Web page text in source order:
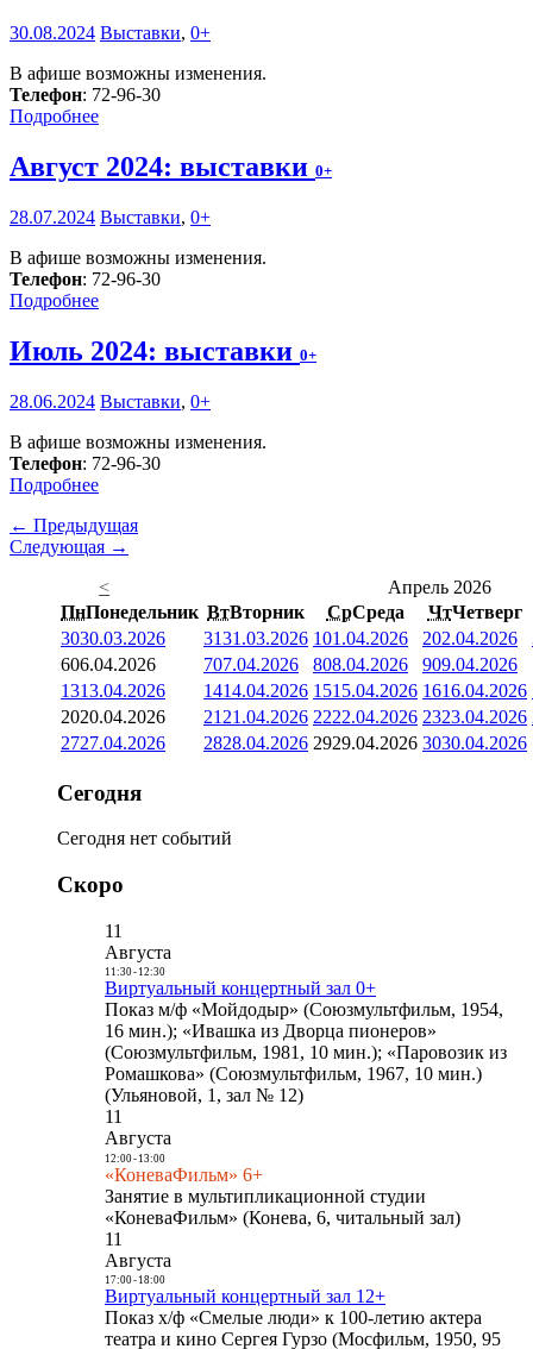
30.08.2024 Выставки, 0+
В афише возможны изменения.
Телефон: 72-96-30
Подробнее
Август 2024: выставки 0+
28.07.2024 Выставки, 0+
В афише возможны изменения.
Телефон: 72-96-30
Подробнее
Июль 2024: выставки 0+
28.06.2024 Выставки, 0+
В афише возможны изменения.
Телефон: 72-96-30
Подробнее
← Предыдущая
Следующая →
<
Апрель 2026
ПнПонедельник ВтВторник СрСреда ЧтЧетверг
3030.03.2026 3131.03.2026 101.04.2026 202.04.2026
606.04.2026 707.04.2026 808.04.2026 909.04.2026
1313.04.2026 1414.04.2026 1515.04.2026 1616.04.2026
2020.04.2026 21 21.04.2026 2222.04.2026 2323.04.2026
2727.04.2026 2828.04.2026 2929.04.2026 3030.04.2026
Сегодня
Сегодня нет событий
Скоро
11
Августа
11:30- 12:30
Виртуальный концертный зал 0+
Показ м/ф «Мойдодыр» (Союзмультфильм, 1954,
16 мин.); «Ивашка из Дворца пионеров»
(Союзмультфильм, 1981, 10 мин.); «Паровозик из
Ромашкова» (Союзмультфильм, 1967, 10 мин.)
(Ульяновой, 1, зал № 12)
11
Августа
12:00- 13:00
«КоневаФильм» 6+
Занятие в мультипликационной студии
«КоневаФильм» (Конева, 6, читальный зал)
11
Августа
17:00- 18:00
Виртуальный концертный зал 12+
Показ х/ф «Смелые люди» к 100-летию актера
театра и кино Сергея Гурзо (Мосфильм, 1950, 95